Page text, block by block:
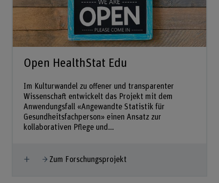
Open HealthStat Edu
Im Kulturwandel zu offener und transparenter
Wissenschaft entwickelt das Projekt mit dem
Anwendungsfall «Angewandte Statistik für
Gesundheitsfachperson» einen Ansatz zur
kollaborativen Pflege und...
Mehr anzeigen
Zum Forschungsprojekt